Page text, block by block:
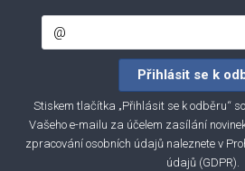
Stiskem tlačítka „Přihlásit se k odběru“
Vašeho e-mailu za účelem zasílání
zpracování osobních údajů naleznete v
údajů (GDPR).